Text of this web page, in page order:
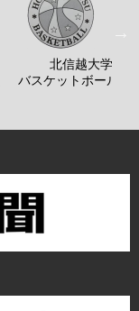
北信越大学
バスケットボール連